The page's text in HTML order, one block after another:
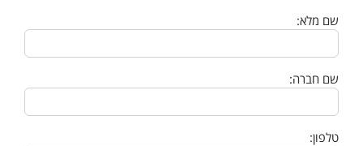
שם מלא:
שם חברה:
טלפון: